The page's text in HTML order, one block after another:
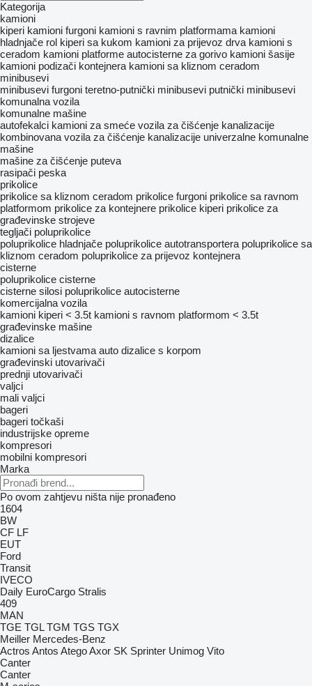
Kategorija
kamioni
kiperi kamioni furgoni kamioni s ravnim platformama kamioni
hladnjače rol kiperi sa kukom kamioni za prijevoz drva kamioni s
ceradom kamioni platforme autocisterne za gorivo kamioni šasije
kamioni podizači kontejnera kamioni sa kliznom ceradom
minibusevi
minibusevi furgoni teretno-putnički minibusevi putnički minibusevi
komunalna vozila
komunalne mašine
autofekalci kamioni za smeće vozila za čišćenje kanalizacije
kombinovana vozila za čišćenje kanalizacije univerzalne komunalne
mašine
mašine za čišćenje puteva
rasipači peska
prikolice
prikolice sa kliznom ceradom prikolice furgoni prikolice sa ravnom
platformom prikolice za kontejnere prikolice kiperi prikolice za
građevinske strojeve
tegljači poluprikolice
poluprikolice hladnjače poluprikolice autotransportera poluprikolice sa
kliznom ceradom poluprikolice za prijevoz kontejnera
cisterne
poluprikolice cisterne
cisterne silosi poluprikolice autocisterne
komercijalna vozila
kamioni kiperi < 3.5t kamioni s ravnom platformom < 3.5t
građevinske mašine
dizalice
kamioni sa ljestvama auto dizalice s korpom
građevinski utovarivači
prednji utovarivači
valjci
mali valjci
bageri
bageri točkaši
industrijske opreme
kompresori
mobilni kompresori
Marka
Po ovom zahtjevu ništa nije pronađeno
1604
BW
CF LF
EUT
Ford
Transit
IVECO
Daily EuroCargo Stralis
409
MAN
TGE TGL TGM TGS TGX
Meiller Mercedes-Benz
Actros Antos AtegoAxor SK Sprinter Unimog Vito
Canter
Canter